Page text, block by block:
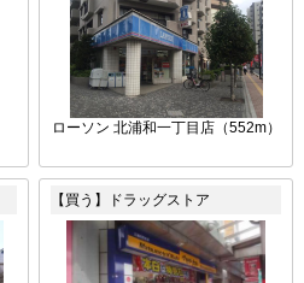
ローソン 北浦和一丁目店（552m）
【買う】ドラッグストア